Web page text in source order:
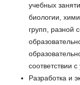
учебных
биологии,
групп, разной
соответствии
Разработка и